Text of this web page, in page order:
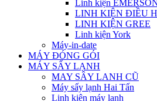
Linh kiện
LINH KIỆN ĐIỀU
LINH KIỆN GREE
Linh kiện York
Máy-in-date
MÁY ĐÓNG GÓI
MÁY SẤY LẠNH
MAY SÂY LANH CŨ
Máy sấy lạnh Hai Tấn
Linh kiện máy lạnh